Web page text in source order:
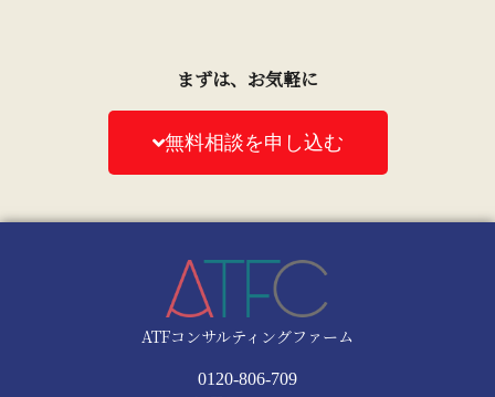
まずは、お気軽に
無料相談を申し込む
ATFコンサルティングファーム
0120-806-709